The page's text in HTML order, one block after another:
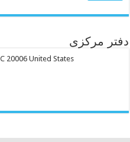
دفتر مرکزی
20006 United States